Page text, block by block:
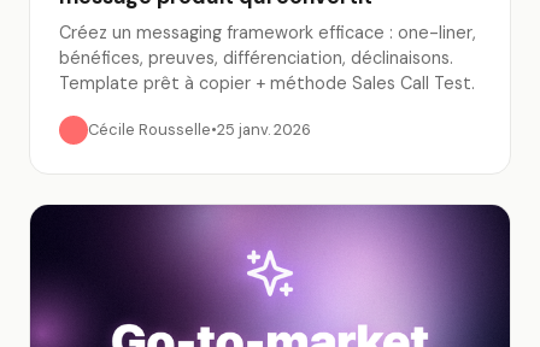
Créez un messaging framework efficace : one-liner,
bénéfices, preuves, différenciation, déclinaisons.
Template prêt à copier + méthode Sales Call Test.
Cécile Rousselle•25 janv. 2026